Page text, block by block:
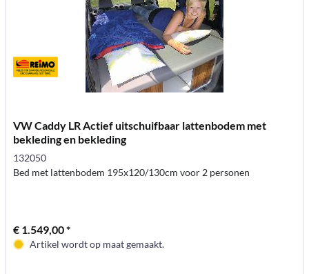
VW Caddy LR Actief uitschuifbaar lattenbodem met
bekleding en bekleding
132050
Bed met lattenbodem 195x120/130cm voor 2 personen
€ 1.549,00 *
Artikel wordt op maat gemaakt.